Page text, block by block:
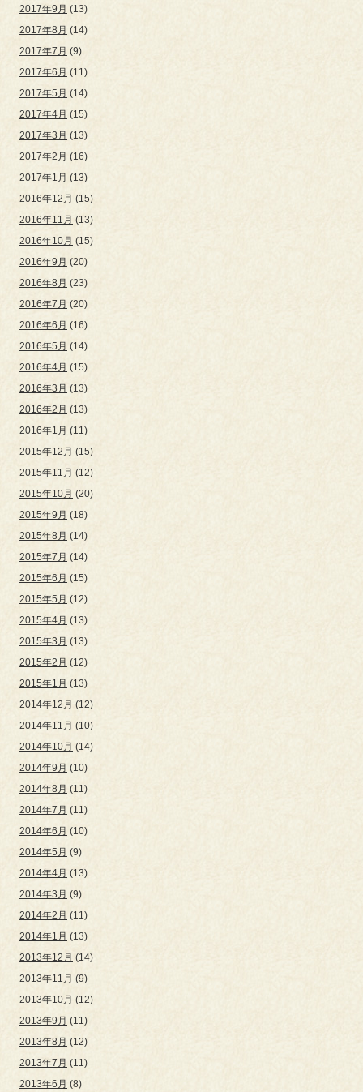
2017年9月 (13)
2017年8月 (14)
2017年7月 (9)
2017年6月 (11)
2017年5月 (14)
2017年4月 (15)
2017年3月 (13)
2017年2月 (16)
2017年1月 (13)
2016年12月 (15)
2016年11月 (13)
2016年10月 (15)
2016年9月 (20)
2016年8月 (23)
2016年7月 (20)
2016年6月 (16)
2016年5月 (14)
2016年4月 (15)
2016年3月 (13)
2016年2月 (13)
2016年1月 (11)
2015年12月 (15)
2015年11月 (12)
2015年10月 (20)
2015年9月 (18)
2015年8月 (14)
2015年7月 (14)
2015年6月 (15)
2015年5月 (12)
2015年4月 (13)
2015年3月 (13)
2015年2月 (12)
2015年1月 (13)
2014年12月 (12)
2014年11月 (10)
2014年10月 (14)
2014年9月 (10)
2014年8月 (11)
2014年7月 (11)
2014年6月 (10)
2014年5月 (9)
2014年4月 (13)
2014年3月 (9)
2014年2月 (11)
2014年1月 (13)
2013年12月 (14)
2013年11月 (9)
2013年10月 (12)
2013年9月 (11)
2013年8月 (12)
2013年7月 (11)
2013年6月 (8)